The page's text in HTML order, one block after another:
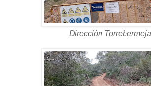
Dirección Torrebermeja